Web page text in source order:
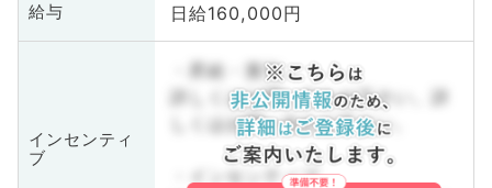
給与 日給160,000円
インセンティ
ブ
・昇給・賞与
詳しくはお問い合わせ下さい。詳
しくはお問い合わせ下さい。
・インセンティブ